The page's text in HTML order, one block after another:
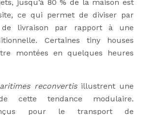
jusqu’à 80 % de la maison est
ce qui permet de diviser par
livraison par rapport à une
Certaines tiny houses
montées en quelques heures
reconvertisillustrent une
cette tendance modulaire.
pour le transport de